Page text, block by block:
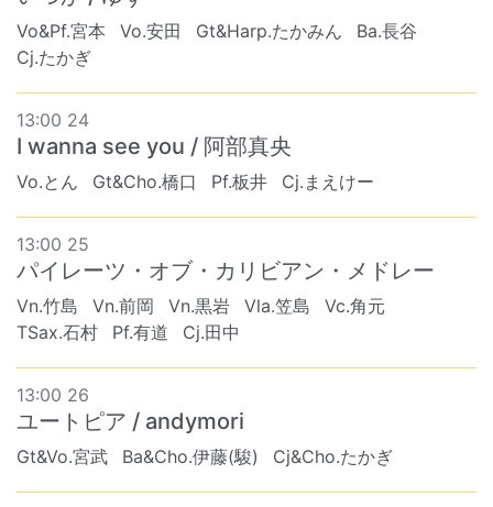
Vo&Pf.宮本 Vo.安田 Gt&Harp.たかみん
Ba.長谷
Cj.たかぎ
13:00 24
I wanna see you / 阿部真央
Vo.とん Gt&Cho.橋口 Pf.板井 Cj.まえけー
13:00 25
パイレーツ・オブ・カリビアン・メドレー
Vn.竹島 Vn.前岡 Vn.黒岩 Vla.笠島
Vc.角元
TSax.石村
Pf.有道 Cj.田中
13:00 26
ユートピア / andymori
Gt&Vo.宮武 Ba&Cho.伊藤(駿) Cj&Cho.たかぎ